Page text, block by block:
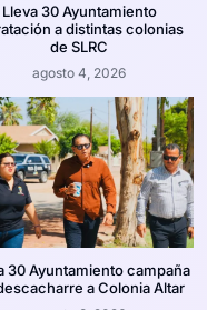
Lleva 30 Ayuntamiento
a distintas colonias
de SLRC
agosto 4, 2026
30 Ayuntamiento campaña
a Colonia Altar